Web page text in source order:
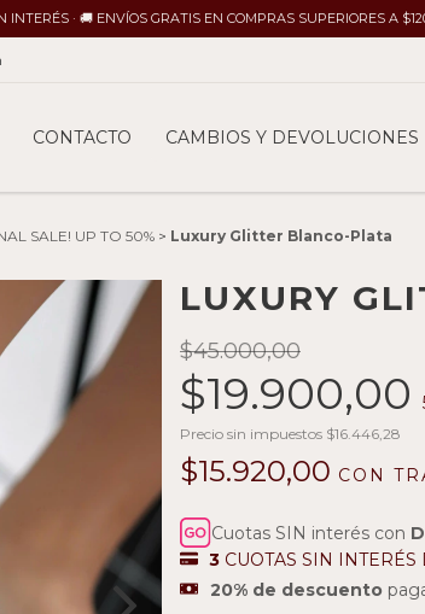
· 🚚 ENVÍOS GRATIS EN COMPRAS SUPERIORES A
CONTACTO CAMBIOS Y DEVOLUCIONES
SALE! UP TO 50% > Luxury Glitter Blanco-Plata
LUXURY
$45.000,00
$19.900,00
Precio sin impuestos $16.446,28
$15.920,00 CON
Cuotas SIN interés con
3 CUOTAS SIN INTERÉS
20% de descuento